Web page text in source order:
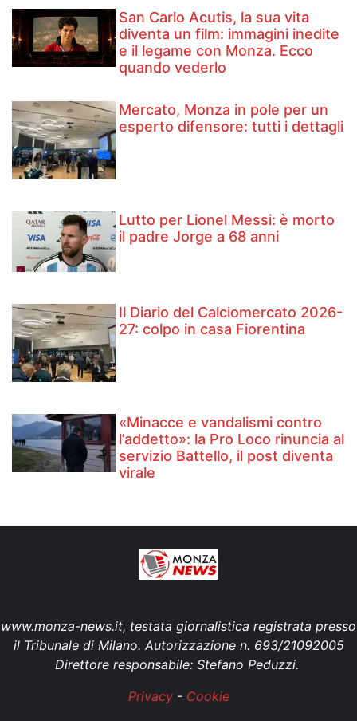
San Carlo Acutis, la sua vita
diventa un film: immagini inedite
e il legame con Monza. Ecco
quando vederlo
Mercato, Monza in pole per un
esperto difensore: tutti i dettagli
Lutto per Lionel Messi: è morto
il padre Jorge a 68 anni
Il Diario del Calciomercato 2026-
27: colpo in casa Fiorentina
«Minacce e vandalismi contro
l’addetto»: la Pro Loco rinuncia al
servizio Battello, il post diventa
virale
www.monza-news.it, testata giornalistica registrata presso
il Tribunale di Milano. Autorizzazione n. 693/21092005
Direttore responsabile: Stefano Peduzzi.
Privacy- Cookie